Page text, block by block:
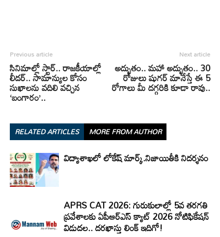
Previous article
సినిమాల్లో స్టార్.. రాజకీయాల్లో
లీడర్.. సామాన్యుల కోసం
సుఖాలను వదిలి వచ్చిన
‘బంగారం’..
Next article
అద్భుతం.. మహా అద్భుతం.. 30
రోజులు షుగర్ మానేస్తే ఈ 5
రోగాలు మీ దగ్గరికి కూడా రావు..
RELATED ARTICLES MORE FROM AUTHOR
విద్యాశాఖలో లోకేష్ మార్క్.నిజాయితీకి నిదర్శనం
APRS CAT 2026: గురుకులాల్లో 5వ తరగతి
ప్రవేశాలకు ఏపీఆర్‌ఎస్‌ క్యాట్‌ 2026 నోటిఫికేషన్‌
విడుదల.. దరఖాస్తు లింక్‌ ఇదిగో!